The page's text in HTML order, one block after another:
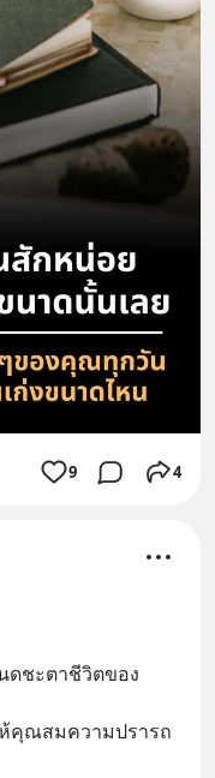
9 4
ดชะตาชีวิตของ
คุณสมความปรารถ